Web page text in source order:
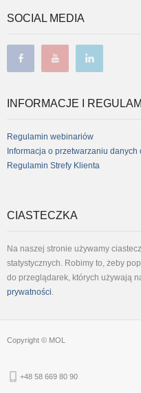
SOCIAL MEDIA
INFORMACJE I
Regulamin webinariów
Informacja o przetwarzaniu danych
Regulamin Strefy Klienta
CIASTECZKA
Na naszej stronie używamy
statystycznych. Robimy to, żeby
do przeglądarek, których używają
prywatności.
Copyright © MOL
+48 58 669 80 90